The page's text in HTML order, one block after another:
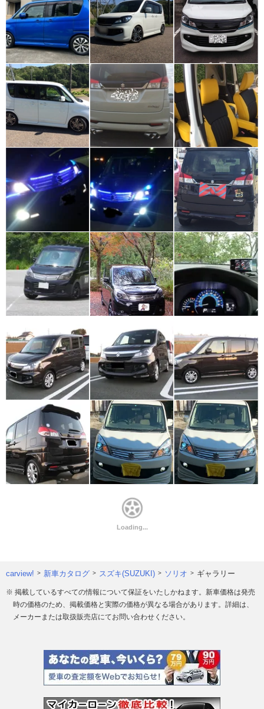
carview! 新車カタログ スズキ(SUZUKI) ソリオ ギャラリー
※ 掲載しているすべての情報について保証をいたしかねます。新車価格は発売
時の価格のため、掲載価格と実際の価格が異なる場合があります。詳細は、
メーカーまたは取扱販売店にてお問い合わせください。